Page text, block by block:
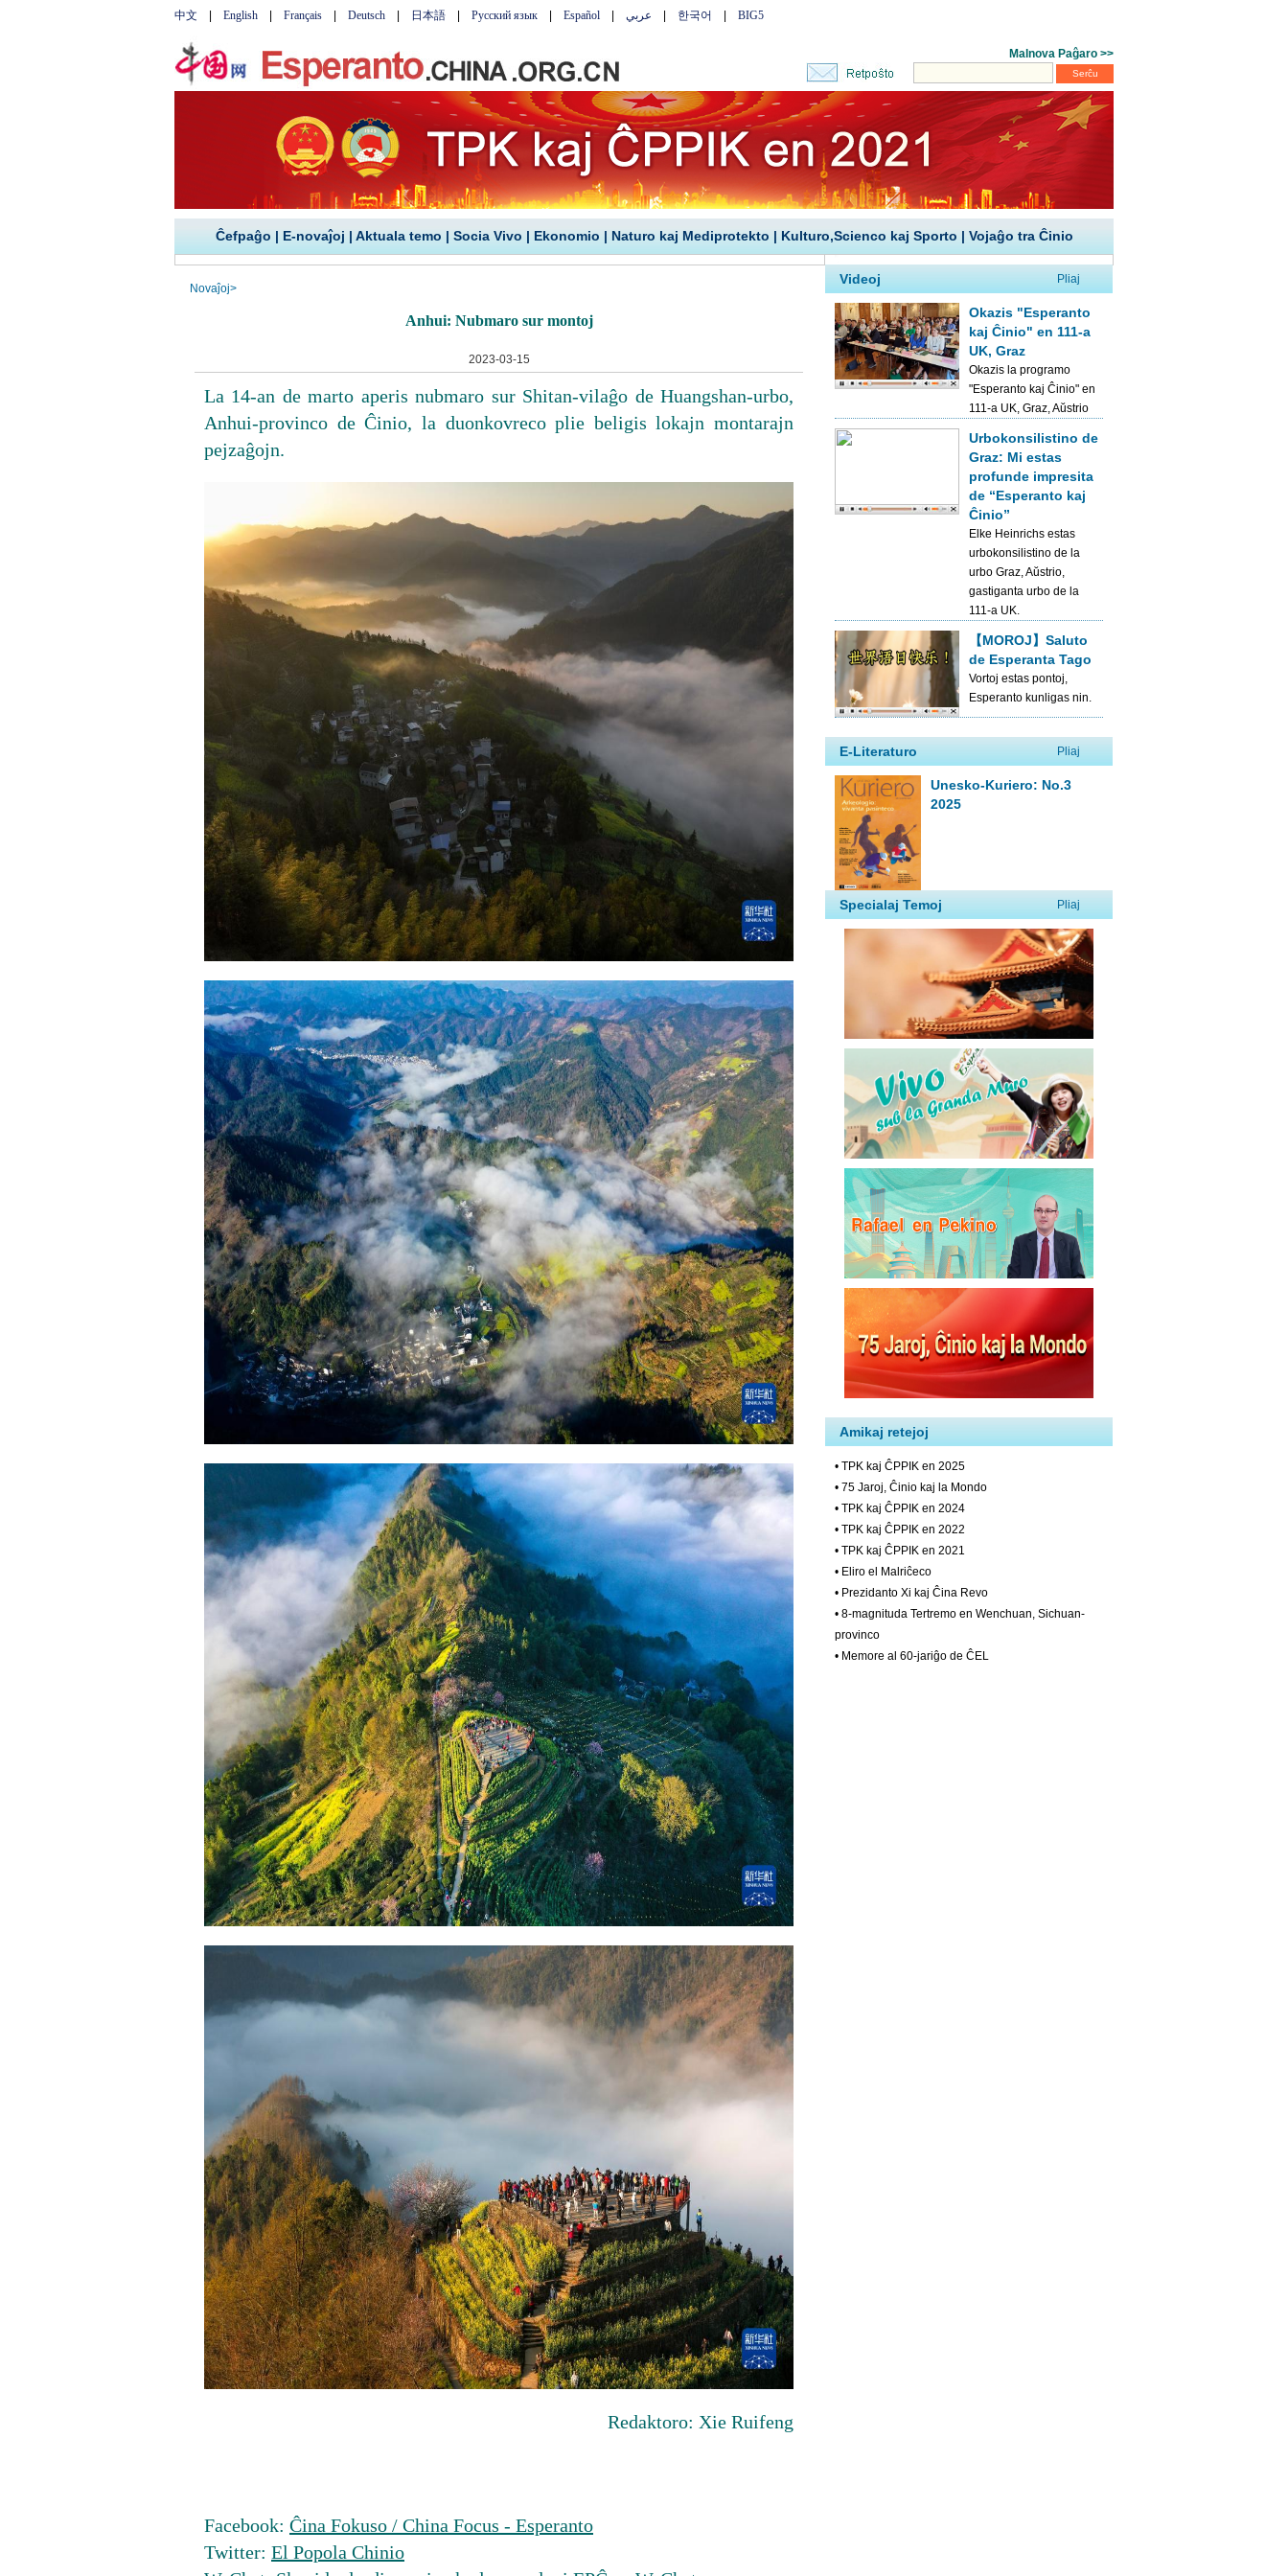
Ĉefpaĝo | E-novaĵoj | Aktuala temo | Socia Vivo | Ekonomio | Naturo kaj Mediprotekto | Kulturo,Scienco kaj Sporto | Vojaĝo tra Ĉinio
Novaĵoj>
Anhui: Nubmaro sur montoj
2023-03-15
La 14-an de marto aperis nubmaro sur Shitan-vilaĝo de Huangshan-urbo,
Anhui-provinco de Ĉinio, la duonkovreco plie beligis lokajn montarajn
pejzaĝojn.
Redaktoro: Xie Ruifeng
Facebook: Ĉina Fokuso / China Focus - Esperanto
Twitter: El Popola Chinio